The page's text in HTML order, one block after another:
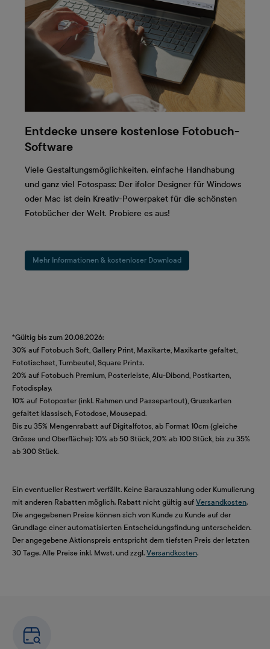
Entdecke unsere kostenlose Fotobuch-
Software
Viele Gestaltungsmöglichkeiten, einfache Handhabung
und ganz viel Fotospass: Der ifolor Designer für Windows
oder Mac ist dein Kreativ-Powerpaket für die schönsten
Fotobücher der Welt. Probiere es aus!
Mehr Informationen & kostenloser Download
*Gültig bis zum 20.08.2026:
30% auf Fotobuch Soft, Gallery Print, Maxikarte, Maxikarte gefaltet,
Fototischset, Turnbeutel, Square Prints.
20% auf Fotobuch Premium, Posterleiste, Alu-Dibond, Postkarten,
Fotodisplay.
10% auf Fotoposter (inkl. Rahmen und Passepartout), Grusskarten
gefaltet klassisch, Fotodose, Mousepad.
Bis zu 35% Mengenrabatt auf Digitalfotos, ab Format 10cm (gleiche
Grösse und Oberfläche): 10% ab 50 Stück, 20% ab 100 Stück, bis zu 35%
ab 300 Stück.
Ein eventueller Restwert verfällt. Keine Barauszahlung oder Kumulierung
mit anderen Rabatten möglich. Rabatt nicht gültig auf Versandkosten.
Die angegebenen Preise können sich von Kunde zu Kunde auf der
Grundlage einer automatisierten Entscheidungsfindung unterscheiden.
Der angegebene Aktionspreis entspricht dem tiefsten Preis der letzten
30 Tage. Alle Preise inkl. Mwst. und zzgl. Versandkosten.